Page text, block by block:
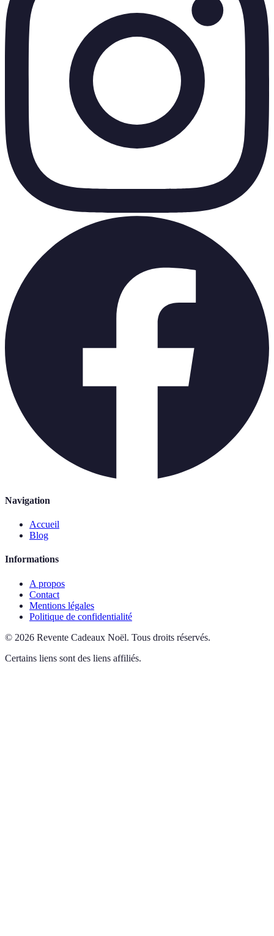
Navigation
Accueil
Blog
Informations
A propos
Contact
Mentions légales
Politique de confidentialité
© 2026 Revente Cadeaux Noël. Tous droits réservés.
Certains liens sont des liens affiliés.